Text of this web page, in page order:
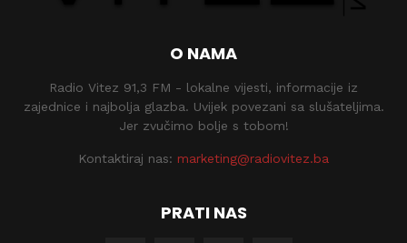
O NAMA
Radio Vitez 91,3 FM - lokalne vijesti, informacije iz
zajednice i najbolja glazba. Uvijek povezani sa slušateljima.
Jer zvučimo bolje s tobom!
Kontaktiraj nas: marketing@radiovitez.ba
PRATI NAS